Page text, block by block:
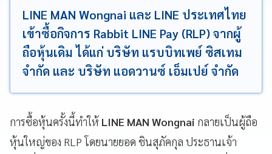
LINE MAN Wongnai และ LINE ประเทศไทย
เข้าซื้อกิจการ Rabbit LINE Pay (RLP) จากผู้
ถือหุ้นเดิม ได้แก่ บริษัท แรบบิทเพย์ ซิสเทม
จำกัด และ บริษัท แอดวานซ์ เอ็มเปย์ จำกัด
การซื้อหุ้นครั้งนี้ทำให้ LINE MAN Wongnai กลายเป็นผู้ถือ
หุ้นใหญ่ของ RLP โดยนายยอด ชินสุภัคกุล ประธานเจ้า